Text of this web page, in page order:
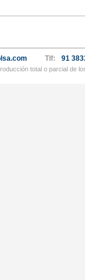
Tlf: 91
total o parcial de